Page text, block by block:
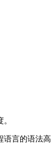
语言的语法高